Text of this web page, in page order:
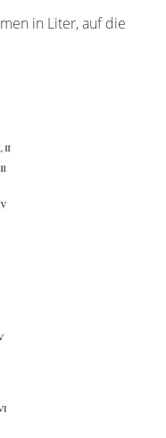
in Liter, auf die